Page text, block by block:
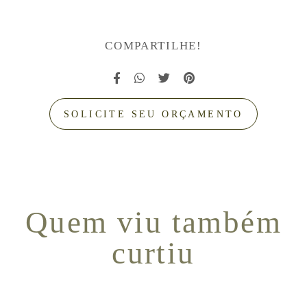
COMPARTILHE!
SOLICITE SEU ORÇAMENTO
Quem viu também
curtiu